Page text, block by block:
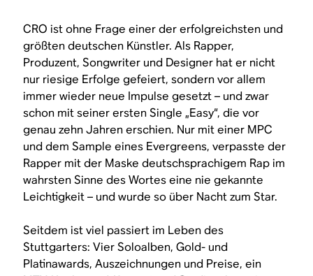
CRO ist ohne Frage einer der erfolgreichsten und
größten deutschen Künstler. Als Rapper,
Produzent, Songwriter und Designer hat er nicht
nur riesige Erfolge gefeiert, sondern vor allem
immer wieder neue Impulse gesetzt – und zwar
schon mit seiner ersten Single „Easy“, die vor
genau zehn Jahren erschien. Nur mit einer MPC
und dem Sample eines Evergreens, verpasste der
Rapper mit der Maske deutschsprachigem Rap im
wahrsten Sinne des Wortes eine nie gekannte
Leichtigkeit – und wurde so über Nacht zum Star.
Seitdem ist viel passiert im Leben des
Stuttgarters: Vier Soloalben, Gold- und
Platinawards, Auszeichnungen und Preise, ein